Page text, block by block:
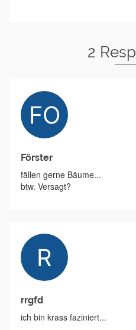
2
Förster
fällen gerne Bäume...
btw. Versagt?
rrgfd
ich bin krass faziniert...